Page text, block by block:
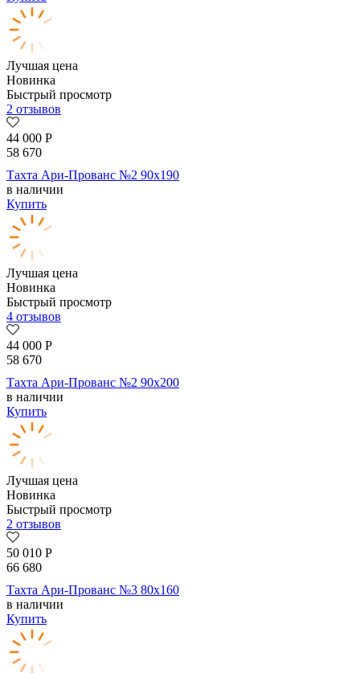
Лучшая цена
Новинка
Быстрый просмотр
2 отзывов
44 000 Р
58 670
Тахта Ари-Прованс №2 90х190
в наличии
Купить
Лучшая цена
Новинка
Быстрый просмотр
4 отзывов
44 000 Р
58 670
Тахта Ари-Прованс №2 90х200
в наличии
Купить
Лучшая цена
Новинка
Быстрый просмотр
2 отзывов
50 010 Р
66 680
Тахта Ари-Прованс №3 80х160
в наличии
Купить